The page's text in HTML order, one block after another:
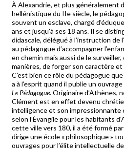
À Alexandrie, et plus généralement
hellénistique du IIe siècle, le
souvent un esclave, chargé
ans et jusqu’à ses 18 ans. Il se
didascale, délégué à l’instruction de
au pédagogue d’accompagner
en chemin mais aussi de le
manières, de forger son caractère
C’est bien ce rôle du pédagogue
a à l’esprit quand il publie un
Le Pédagogue. Originaire d’Athènes,
Clément est en effet devenu
intelligence et son impressionnante
selon l’Évangile pour les habitants
cette ville vers 180, il a été formé
dirige une école « philosophique »
ouvrages pour l’élite intellectuelle